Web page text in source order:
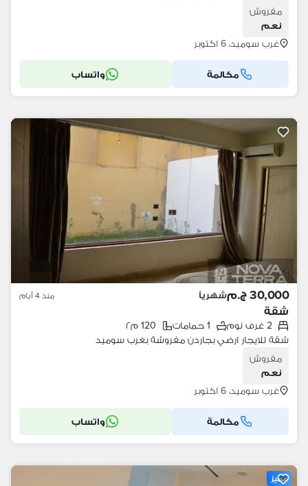
مفروش
نعم
غرب سوميد، 6 اكتوبر
مكالمة واتساب
30,000 ج.م شهرياً منذ 4 أيام
شقة
2 غرف نوم 1 حمامات
120 م٢
شقة للايجار ارضي بجاردن مفروشة بغرب سوميد
مفروش
نعم
غرب سوميد، 6 اكتوبر
مكالمة واتساب
مميز